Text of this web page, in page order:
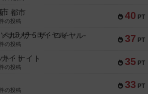
40 PT
：都市
の投稿
37 PT
ルソナ5 ザ・ロイヤル-
の投稿
35 PT
・ナイト
の投稿
33 PT
の投稿